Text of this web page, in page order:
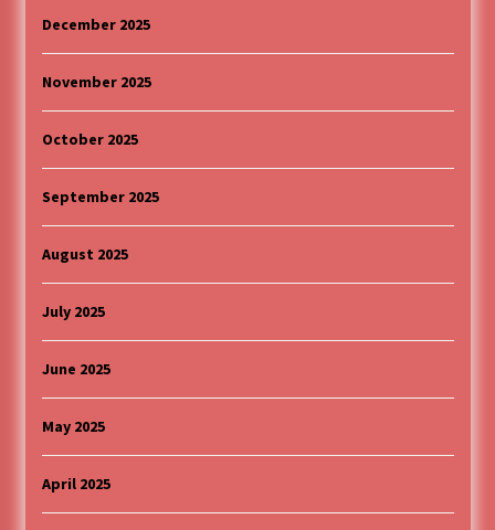
December 2025
November 2025
October 2025
September 2025
August 2025
July 2025
June 2025
May 2025
April 2025